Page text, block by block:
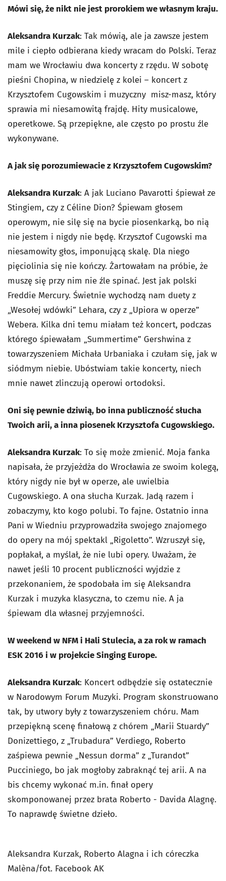
Mówi się, że nikt nie jest prorokiem we własnym kraju.
Aleksandra Kurzak: Tak mówią, ale ja zawsze jestem
mile i ciepło odbierana kiedy wracam do Polski. Teraz
mam we Wrocławiu dwa koncerty z rzędu. W sobotę
pieśni Chopina, w niedzielę z kolei – koncert z
Krzysztofem Cugowskim i muzyczny misz-masz, który
sprawia mi niesamowitą frajdę. Hity musicalowe,
operetkowe. Są przepiękne, ale często po prostu źle
wykonywane.
A jak się porozumiewacie z Krzysztofem Cugowskim?
Aleksandra Kurzak: A jak Luciano Pavarotti śpiewał ze
Stingiem, czy z Céline Dion? Śpiewam głosem
operowym, nie silę się na bycie piosenkarką, bo nią
nie jestem i nigdy nie będę. Krzysztof Cugowski ma
niesamowity głos, imponującą skalę. Dla niego
pięciolinia się nie kończy. Żartowałam na próbie, że
muszę się przy nim nie źle spinać. Jest jak polski
Freddie Mercury. Świetnie wychodzą nam duety z
„Wesołej wdówki” Lehara, czy z „Upiora w operze”
Webera. Kilka dni temu miałam też koncert, podczas
którego śpiewałam „Summertime” Gershwina z
towarzyszeniem Michała Urbaniaka i czułam się, jak w
siódmym niebie. Ubóstwiam takie koncerty, niech
mnie nawet zlinczują operowi ortodoksi.
Oni się pewnie dziwią, bo inna publiczność słucha
Twoich arii, a inna piosenek Krzysztofa Cugowskiego.
Aleksandra Kurzak: To się może zmienić. Moja fanka
napisała, że przyjeżdża do Wrocławia ze swoim kolegą,
który nigdy nie był w operze, ale uwielbia
Cugowskiego. A ona słucha Kurzak. Jadą razem i
zobaczymy, kto kogo polubi. To fajne. Ostatnio inna
Pani w Wiedniu przyprowadziła swojego znajomego
do opery na mój spektakl „Rigoletto”. Wzruszył się,
popłakał, a myślał, że nie lubi opery. Uważam, że
nawet jeśli 10 procent publiczności wyjdzie z
przekonaniem, że spodobała im się Aleksandra
Kurzak i muzyka klasyczna, to czemu nie. A ja
śpiewam dla własnej przyjemności.
W weekend w NFM i Hali Stulecia, a za rok w ramach
ESK 2016 i w projekcie Singing Europe.
Aleksandra Kurzak: Koncert odbędzie się ostatecznie
w Narodowym Forum Muzyki. Program skonstruowano
tak, by utwory były z towarzyszeniem chóru. Mam
przepiękną scenę finałową z chórem „Marii Stuardy”
Donizettiego, z „Trubadura” Verdiego, Roberto
zaśpiewa pewnie „Nessun dorma” z „Turandot”
Pucciniego, bo jak mogłoby zabraknąć tej arii. A na
bis chcemy wykonać m.in. finał opery
skomponowanej przez brata Roberto - Davida Alagnę.
To naprawdę świetne dzieło.
Aleksandra Kurzak, Roberto Alagna i ich córeczka
Malèna/fot. Facebook AK